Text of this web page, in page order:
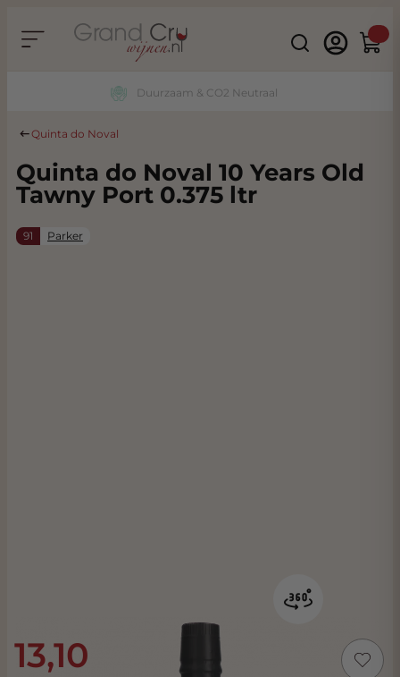
Search
Duurzaam & CO2 Neutraal
Quinta do Noval
Quinta do Noval 10 Years Old
Tawny Port 0.375 ltr
91 Parker
13,10